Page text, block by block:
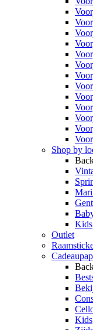
Shop by
Kids
Outlet
Kids